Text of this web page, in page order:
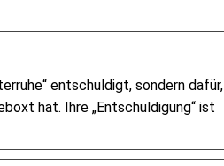
entschuldigt, sondern dafür,
hat. Ihre „Entschuldigung“ ist